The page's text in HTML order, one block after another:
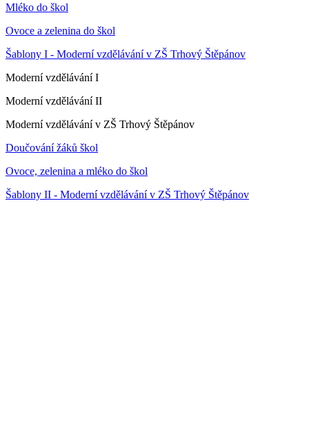
Mléko do škol
Ovoce a zelenina do škol
Šablony I - Moderní vzdělávání v ZŠ Trhový Štěpánov
Moderní vzdělávání I
Moderní vzdělávání II
Moderní vzdělávání v ZŠ Trhový Štěpánov
Doučování žáků škol
Ovoce, zelenina a mléko do škol
Šablony II - Moderní vzdělávání v ZŠ Trhový Štěpánov